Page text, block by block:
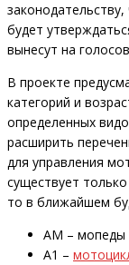
будет
вынесут на
В проекте
категорий и
определенных
расширить
для управления
существует
то в ближайшем
АМ – мопеды
А1 –